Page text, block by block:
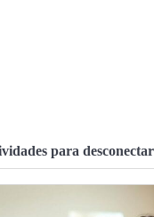
para